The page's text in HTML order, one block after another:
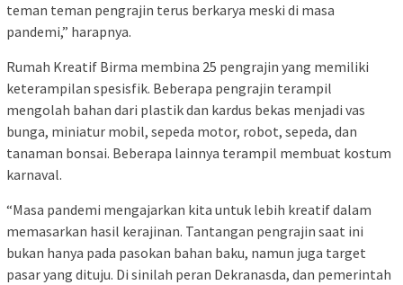
teman teman pengrajin terus berkarya meski di masa
pandemi,” harapnya.
Rumah Kreatif Birma membina 25 pengrajin yang memiliki
keterampilan spesisfik. Beberapa pengrajin terampil
mengolah bahan dari plastik dan kardus bekas menjadi vas
bunga, miniatur mobil, sepeda motor, robot, sepeda, dan
tanaman bonsai. Beberapa lainnya terampil membuat kostum
karnaval.
“Masa pandemi mengajarkan kita untuk lebih kreatif dalam
memasarkan hasil kerajinan. Tantangan pengrajin saat ini
bukan hanya pada pasokan bahan baku, namun juga target
pasar yang dituju. Di sinilah peran Dekranasda, dan pemerintah